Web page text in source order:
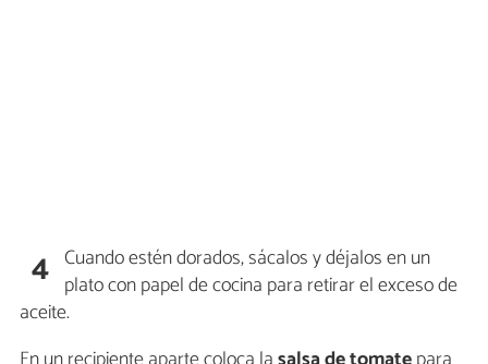
4 Cuando estén dorados, sácalos y déjalos en un
plato con papel de cocina para retirar el exceso de
aceite.